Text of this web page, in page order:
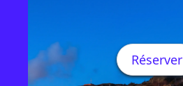
Réserver